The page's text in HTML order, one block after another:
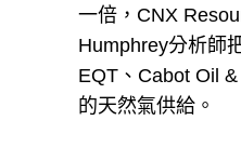
一倍，CNX
Humphrey分析師
EQT、Cabot Oil
的天然氣供給。